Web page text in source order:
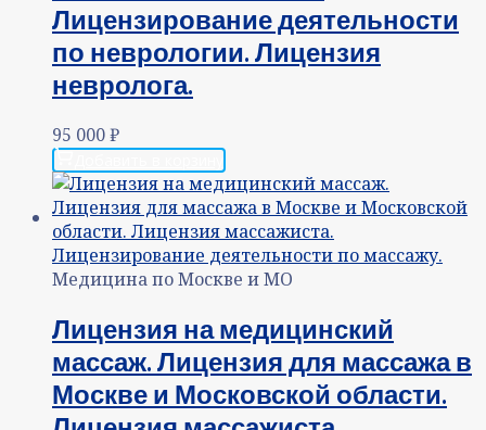
Лицензирование деятельности
по неврологии. Лицензия
невролога.
95 000₽
Медицина по Москве и МО
Лицензия на медицинский
массаж. Лицензия для массажа в
Москве и Московской области.